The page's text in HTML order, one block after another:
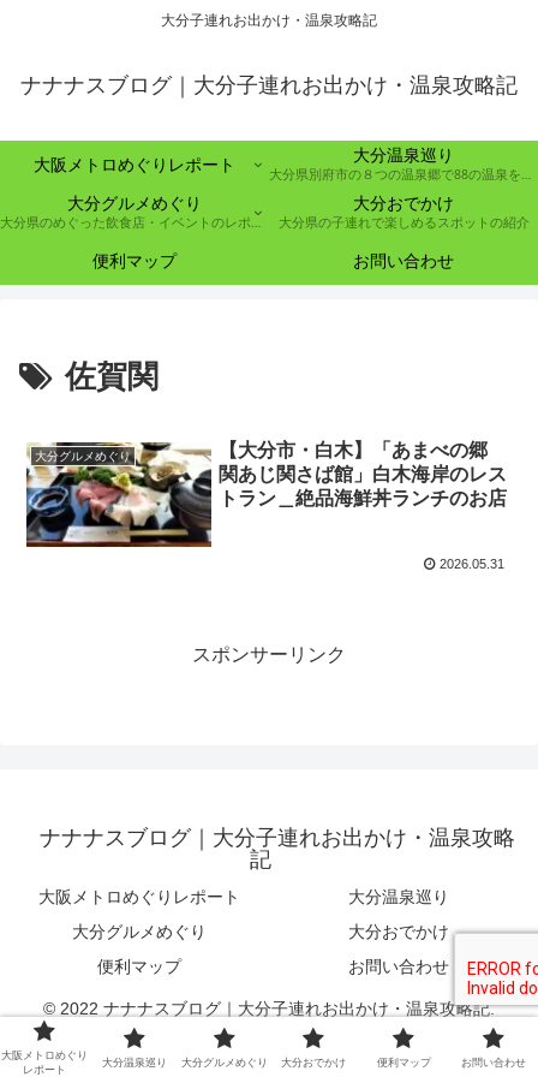
大分子連れお出かけ・温泉攻略記
ナナナスブログ｜大分子連れお出かけ・温泉攻略記
大阪メトロめぐりレポート 大分温泉巡り
大分県別府市の８つの温泉郷で88の温泉を巡る取り組み
大分グルメめぐり
大分県のめぐった飲食店・イベントのレポート
大分おでかけ
大分県の子連れで楽しめるスポットの紹介
便利マップ お問い合わせ
佐賀関
大分グルメめぐり
【大分市・白木】「あまべの郷
関あじ関さば館」白木海岸のレス
トラン＿絶品海鮮丼ランチのお店
2026.05.31
スポンサーリンク
ナナナスブログ｜大分子連れお出かけ・温泉攻略
記
大阪メトロめぐりレポート
大分温泉巡り
大分グルメめぐり
大分おでかけ
便利マップ
お問い合わせ
© 2022 ナナナスブログ｜大分子連れお出かけ・温泉攻略記.
大阪メトロめぐり
レポート
大分温泉巡り 大分グルメめぐり 大分おでかけ 便利マップ お問い合わせ